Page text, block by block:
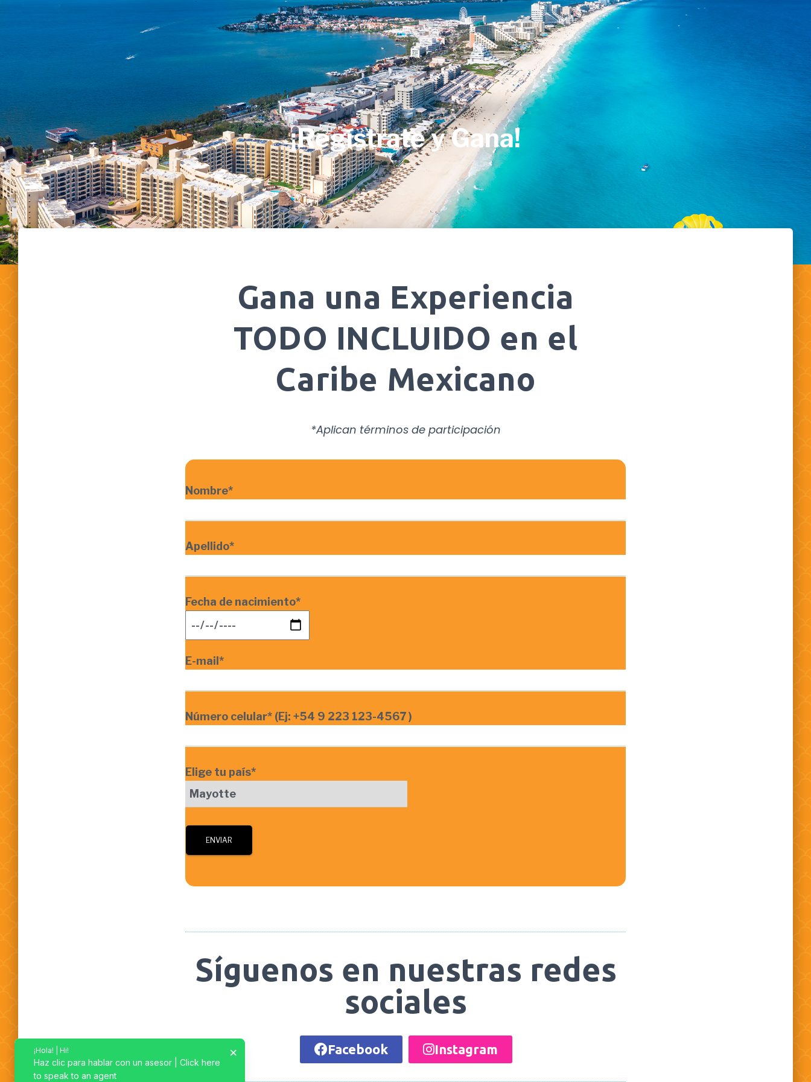
¡Regístrate y Gana!
Gana una Experiencia
TODO INCLUIDO en el
Caribe Mexicano
*Aplican términos de participación
Nombre*
Apellido*
Fecha de nacimiento*
E-mail*
Número celular* (Ej: +54 9 223 123-4567 )
Elige tu país*
Síguenos en nuestras redes
sociales
Facebook Instagram
×
¡Hola! | Hi!
Haz clic para hablar con un asesor | Click here
to speak to an agent